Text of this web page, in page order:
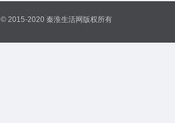
© 2015-2020 秦淮生活网版权所有